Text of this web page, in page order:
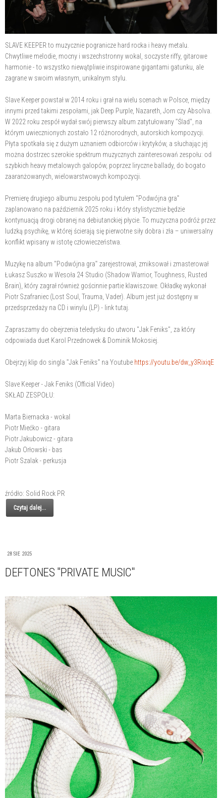
SLAVE KEEPER to muzycznie pogranicze hard rocka i heavy metalu.
Chwytliwe melodie, mocny i wszechstronny wokal, soczyste riffy, gitarowe
harmonie - to wszystko niewątpliwie inspirowane gigantami gatunku, ale
zagrane w swoim własnym, unikalnym stylu.
Slave Keeper powstał w 2014 roku i grał na wielu scenach w Polsce, między
innymi przed takimi zespołami, jak Deep Purple, Nazareth, Jorn czy Absolva.
W 2022 roku zespół wydał swój pierwszy album zatytułowany "Ślad", na
którym uwiecznionych zostało 12 różnorodnych, autorskich kompozycji.
Płyta spotkała się z dużym uznaniem odbiorców i krytyków, a słuchając jej
można dostrzec szerokie spektrum muzycznych zainteresowań zespołu: od
szybkich heavy metalowych galopów, poprzez liryczne ballady, do bogato
zaaranżowanych, wielowarstwowych kompozycji.
Premierę drugiego albumu zespołu pod tytułem "Podwójna gra"
zaplanowano na październik 2025 roku i który stylistycznie będzie
kontynuacją drogi obranej na debiutanckiej płycie. To muzyczna podróż przez
ludzką psychikę, w której ścierają się pierwotne siły dobra i zła – uniwersalny
konflikt wpisany w istotę człowieczeństwa.
Muzykę na album "Podwójna gra" zarejestrował, zmiksował i zmasterował
Łukasz Suszko w Wesoła 24 Studio (Shadow Warrior, Toughness, Rusted
Brain), który zagrał również gościnnie partie klawiszowe. Okładkę wykonał
Piotr Szafraniec (Lost Soul, Trauma, Vader). Album jest już dostępny w
przedsprzedaży na CD i winylu (LP) - link tutaj.
Zapraszamy do obejrzenia teledysku do utworu "Jak Feniks", za który
odpowiada duet Karol Przednowek & Dominik Mokosiej.
Obejrzyj klip do singla "Jak Feniks" na Youtube https://youtu.be/dw_y3RixiqE
Slave Keeper - Jak Feniks (Official Video)
SKŁAD ZESPOŁU:
Marta Biernacka - wokal
Piotr Miećko - gitara
Piotr Jakubowicz - gitara
Jakub Orłowski - bas
Piotr Szalak - perkusja
źródło: Solid Rock PR
Czytaj dalej...
28 SIE 2025
DEFTONES "PRIVATE MUSIC"